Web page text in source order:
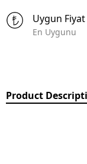
Uygun Fiyat
En Uygunu
Product